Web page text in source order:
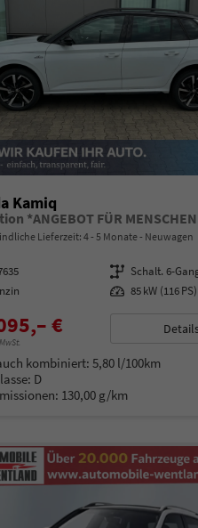
Kamiq
Lieferzeit: 4 - 5 Monate Neuwagen
Getriebe Schalt. 6-
Leistung 85 kW (116 PS)
€
kombiniert:5,80 l/100km
D
130,00 g/km